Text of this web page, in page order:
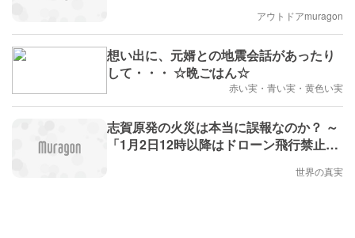
アウトドアmuragon
想い出に、元婿との地震会話があったり
して・・・ ☆晩ごはん☆
赤い実・青い実・黄色い実
志賀原発の火災は本当に誤報なのか？ ～
「1月2日12時以降はドローン飛行禁止。
だけ雲がかかった写真を切り張り。」 ／
世界の真実